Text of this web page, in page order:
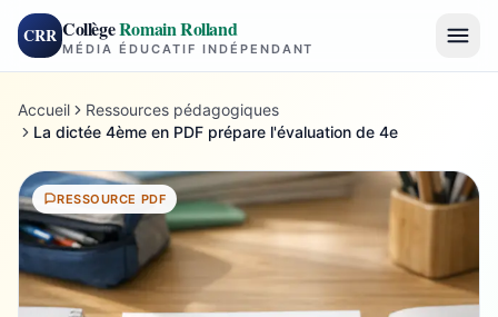
CRR CollègeRomain Rolland
MÉDIA ÉDUCATIF INDÉPENDANT
Accueil
Ressources pédagogiques
La dictée 4ème en PDF prépare l'évaluation de 4e
RESSOURCE PDF